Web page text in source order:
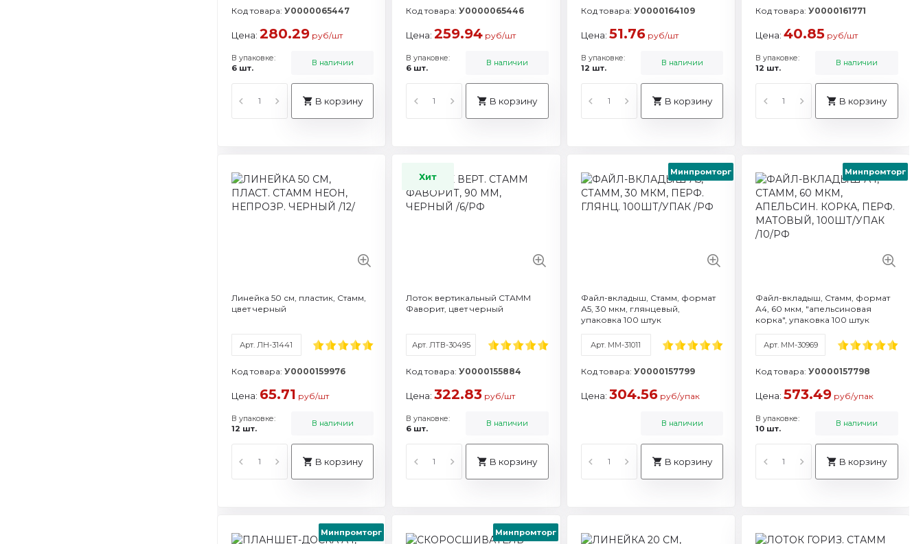
Код товара: У0000065447
Цена: 280.29руб/шт
В упаковке:
6 шт.
В наличии
В корзину
Код товара:У0000065446
Цена: 259.94 руб/шт
В упаковке:
6 шт.
В наличии
В корзину
Код товара: У0000164109
Цена: 51.76руб/шт
В упаковке:
12 шт.
В наличии
В корзину
Код товара:У0000161771
Цена:40.85 руб/шт
В упаковке:
12 шт.
В наличии
В корзину
Линейка 50 см, пластик, Стамм,
цвет черный
Арт. ЛН-31441
Код товара: У0000159976
Цена: 65.71 руб/шт
В упаковке:
12 шт.
В наличии
В корзину
Артикул: ЛН-31441
Торговая марка: Стамм
Смотреть все характеристики
Хит
Лоток вертикальный СТАММ
Фаворит, цвет черный
Арт. ЛТВ-30495
Код товара:У0000155884
Цена:322.83 руб/шт
В упаковке:
6 шт.
В наличии
В корзину
Артикул: ЛТВ-30495
Формат / объем: A4
Торговая марка: Стамм
Минпромторг
Файл-вкладыш, Стамм, формат
А5, 30 мкм, глянцевый,
упаковка 100 штук
Арт. ММ-31011
Код товара: У0000157799
Цена: 304.56руб/упак
В наличии
В корзину
Артикул: ММ-31011
Формат / объем: A5
Торговая марка: Стамм
Минпромторг
Файл-вкладыш, Стамм, формат
А4, 60 мкм, "апельсиновая
корка", упаковка 100 штук
Арт. ММ-30969
Код товара:У0000157798
Цена:573.49 руб/упак
В упаковке:
10 шт.
В наличии
В корзину
Артикул: ММ-30969
Формат / объем: A4
Торговая марка: Стамм
Минпромторг
Артикул: ММ-32249
Минпромторг
Артикул: ММ-32252
Артикул: ЛН17 Артикул: ЛТГ-30465